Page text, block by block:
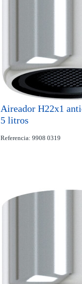
Aireador H22x1
5 litros
Referencia: 9908 0319